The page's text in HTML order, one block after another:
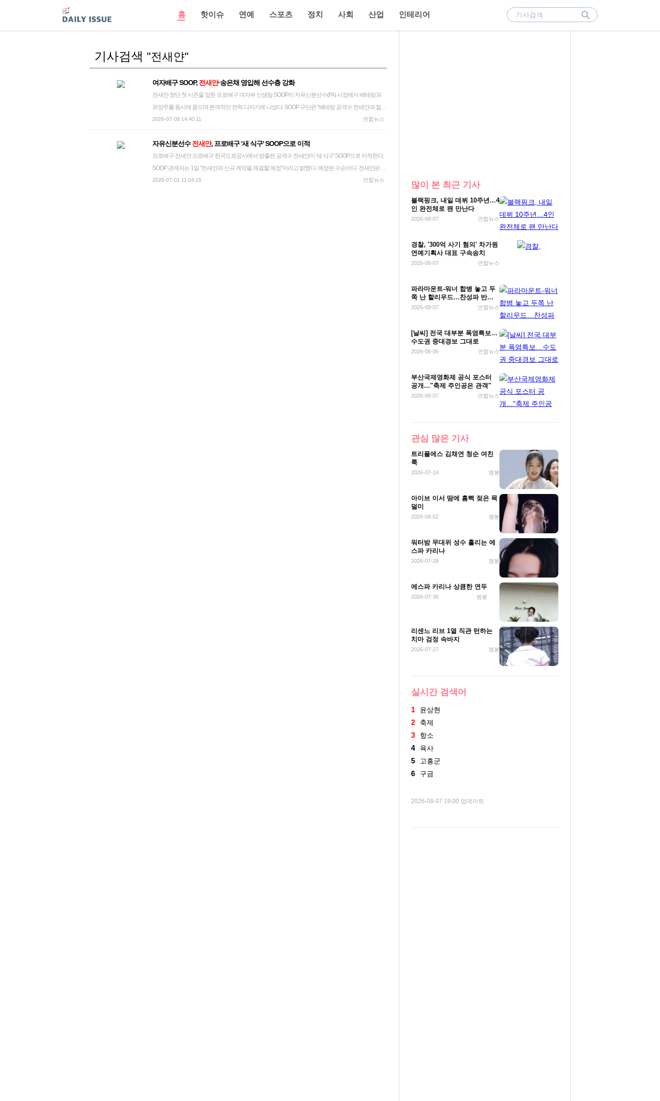
홈 핫이슈 연예 스포츠 정치 사회 산업 인테리어
기사검색 "전새얀"
여자배구 SOOP, 전새얀·송은채 영입해 선수층 강화
전새얀 창단 첫 시즌을 앞둔 프로배구 여자부 신생팀 SOOP이 자유신분선수(FA) 시장에서 베테랑과
유망주를 동시에 품으며 본격적인 전력 다지기에 나섰다. SOOP 구단은 "베테랑 공격수 전새얀과 젊은
피 송은채를 영입해 선수단 운영의 폭을 넓혔다"고 8일 발표했다. 이번 영입은 즉시 전력감과 미래 자
그에서 잔뼈가 굵은 베테랑 공격수다. 한국도로공사 유니폼을 입고 2019-2020시즌부터 2024-2025시
즌까지 6시즌 연속 세 자릿수 득점을 올리며 꾸준함을 증명했다. 특히 2021-2022시즌에는 225득점으
로 공격력을 뽐낸 바 있다. 구단 측은 전새얀의 풍부한 경험이 신생팀 코트 위에 묵직한 안정감을 불어
넣어 줄 것으로 기대한다. 함께 합류한 2006년생 송은채는 부평여중과 부개여고를 거쳐 한국도로공사
2026-07-08 14:40:11 연합뉴스
자유신분선수전새얀, 프로배구 '새 식구' SOOP으로 이적
프로배구 전새얀 프로배구 한국도로공사에서 방출된 공격수 전새얀이 '새 식구' SOOP으로 이적한다.
SOOP 관계자는 1일 "전새얀과 신규 계약을 체결할 예정"이라고 밝혔다. 예정된 수순이다. 전새얀은
2025-2026시즌을 마친 뒤 자유계약선수(FA) 자격을 취득했고, 원소속팀 한국도로공사와 연봉 3천만
2026-07-01 11:04:15 연합뉴스 많이 본 최근 기사
블랙핑크, 내일 데뷔 10주년…4
인 완전체로 팬 만난다
2026-08-07 연합뉴스
경찰, '300억 사기 혐의' 차가원
연예기획사 대표 구속송치
2026-08-07 연합뉴스
파라마운트-워너 합병 놓고 두
쪽 난 할리우드…찬성파 반격
개시
2026-08-07 연합뉴스
[날씨] 전국 대부분 폭염특보…
수도권 중대경보 그대로
2026-08-06 연합뉴스
부산국제영화제 공식 포스터
공개…"축제 주인공은 관객"
2026-08-07 연합뉴스
관심 많은 기사
트리플에스 김채연 청순 여친
룩
2026-07-14 엠봉
아이브 이서 땀에 흠뻑 젖은 목
덜미
2026-08-02 엠봉
워터밤 무대위 성수 흘리는 에
스파 카리나
2026-07-28 엠봉
에스파 카리나 상큼한 연두
2026-07-30 엠봉
리센느 리브 1열 직관 턴하는
치마 검정 속바지
2026-07-27 엠봉
실시간 검색어
1 윤상현
2 축제
3 항소
4 육사
5 고흥군
6 구금
2026-08-07 19:00 업데이트